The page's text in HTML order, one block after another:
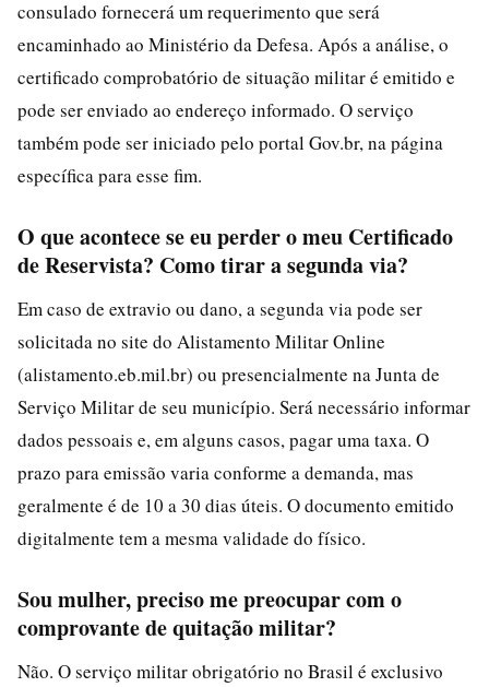
consulado fornecerá um requerimento que será
encaminhado ao Ministério da Defesa. Após a análise, o
certificado comprobatório de situação militar é emitido e
pode ser enviado ao endereço informado. O serviço
também pode ser iniciado pelo portal Gov.br, na página
específica para esse fim.
O que acontece se eu perder o meu Certificado
de Reservista? Como tirar a segunda via?
Em caso de extravio ou dano, a segunda via pode ser
solicitada no site do Alistamento Militar Online
(alistamento.eb.mil.br) ou presencialmente na Junta de
Serviço Militar de seu município. Será necessário informar
dados pessoais e, em alguns casos, pagar uma taxa. O
prazo para emissão varia conforme a demanda, mas
geralmente é de 10 a 30 dias úteis. O documento emitido
digitalmente tem a mesma validade do físico.
Sou mulher, preciso me preocupar com o
comprovante de quitação militar?
Não. O serviço militar obrigatório no Brasil é exclusivo